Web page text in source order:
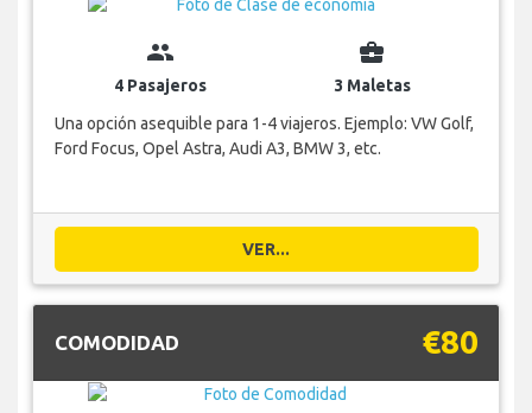
group
4 Pasajeros
business_center
3 Maletas
Una opción asequible para 1-4 viajeros. Ejemplo: VW Golf,
Ford Focus, Opel Astra, Audi A3, BMW 3, etc.
VER...
COMODIDAD €80